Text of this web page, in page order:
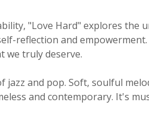
"Love Hard" explores the
reflection and
we truly deserve.
jazz and pop. Soft, soulful
and contemporary. It's